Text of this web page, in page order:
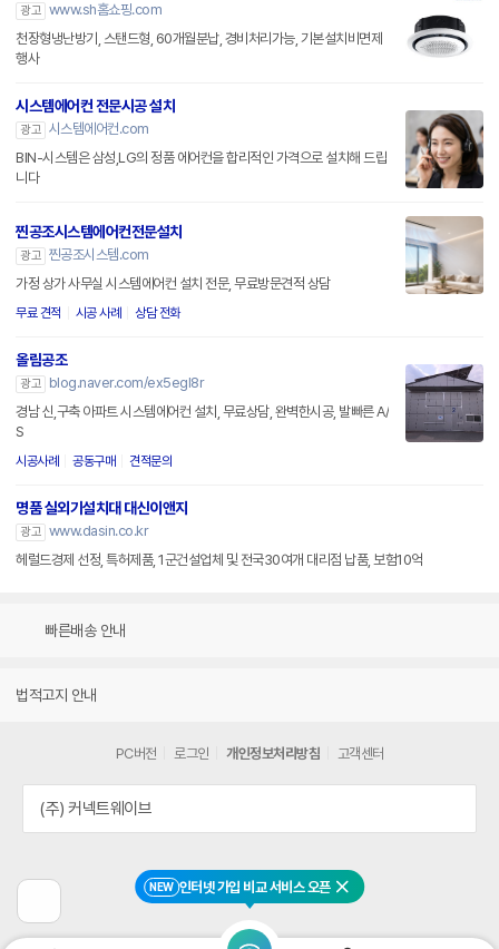
NEW 인터넷 가입 비교 서비스 오픈 닫기
광고 www.sh홈쇼핑.com
천장형냉난방기, 스탠드형, 60개월분납, 경비처리가능, 기본설치비면제
행사
시스템에어컨 전문시공 설치
광고 시스템에어컨.com
BIN-시스템은 삼성,LG의 정품 에어컨을 합리적인 가격으로 설치해 드립
니다
찐공조시스템에어컨전문설치
광고 찐공조시스템.com
가정 상가 사무실 시스템에어컨 설치 전문, 무료방문견적 상담
무료 견적 시공 사례 상담 전화
올림공조
광고
blog.naver.com/ex5egl8r
경남 신,구축 아파트 시스템에어컨 설치, 무료상담, 완벽한시공, 발빠른 A/
S
시공사례 공동구매 견적문의
명품 실외기설치대 대신이앤지
광고 www.dasin.co.kr
헤럴드경제 선정, 특허제품, 1군건설업체 및 전국30여개 대리점 납품, 보험10억
빠른배송 안내
법적고지 안내
전
페
PC버전 로그인 개인정보처리방침 고객센터
(주) 커넥트웨이브